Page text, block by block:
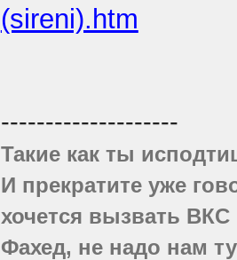
(sireni).htm
--------------------
Такие как ты
И прекратите уже
хочется вызвать
Фахед, не надо нам